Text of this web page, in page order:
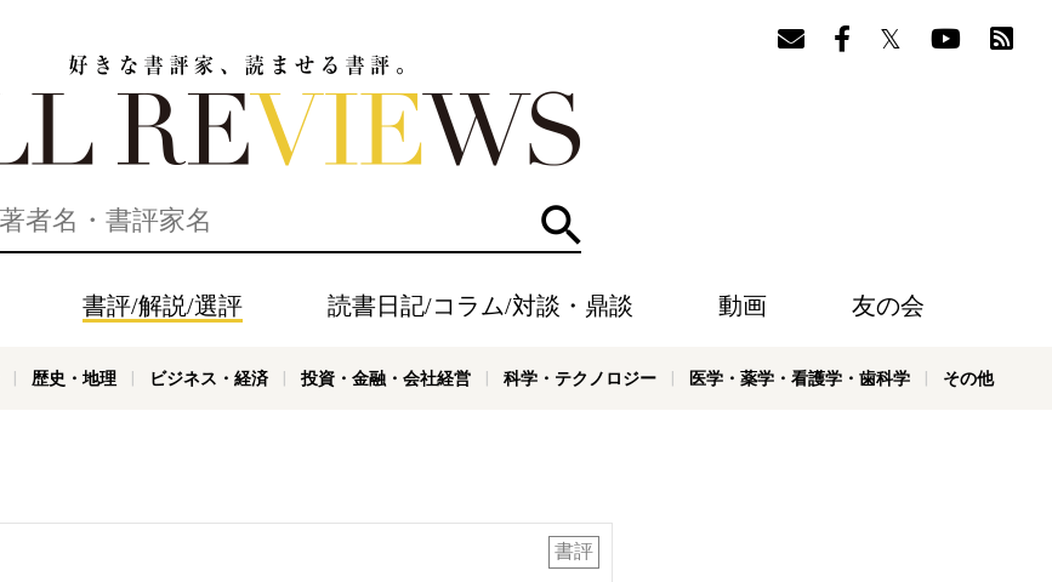
検索
書評/解説/選評 読書日記/コラム/対談・鼎談 動画 友の会
歴史・地理 ビジネス・経済 投資・金融・会社経営 科学・テクノロジー 医学・薬学・看護学・歯科学 その他
書評